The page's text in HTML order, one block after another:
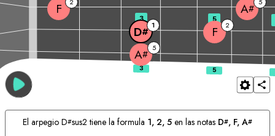
A# 5
D# 1 F 2
F A#
3 5
El arpegio D#sus2 tiene la formula 1, 2, 5 en las notas D#, F, A#